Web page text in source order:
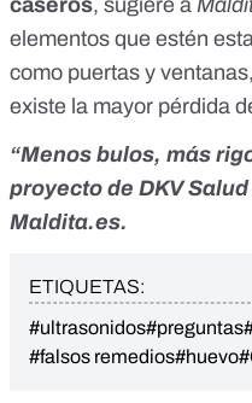
caseros, sugiere a
elementos que estén
como puertas y
existe la mayor pérdida
“Menos bulos, más
proyecto de DKV Salud
Maldita.es.
ETIQUETAS:
#ultrasonidos#preguntas
#falsos remedios#huevo